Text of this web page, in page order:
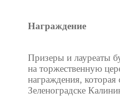
Награждение
Призеры и лауреаты
на торжественную
награждения, которая
Зеленоградске